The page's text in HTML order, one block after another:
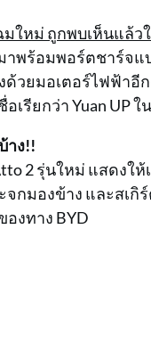
ใหม่ ถูกพบเห็นแล้ว
าพร้อมพอร์ตชาร์จ
วยมอเตอร์ไฟฟ้าอี
รียกว่า Yuan UP
าง!!
2 รุ่นใหม่ แสดงใ
กมองข้าง และสเ
องทาง BYD